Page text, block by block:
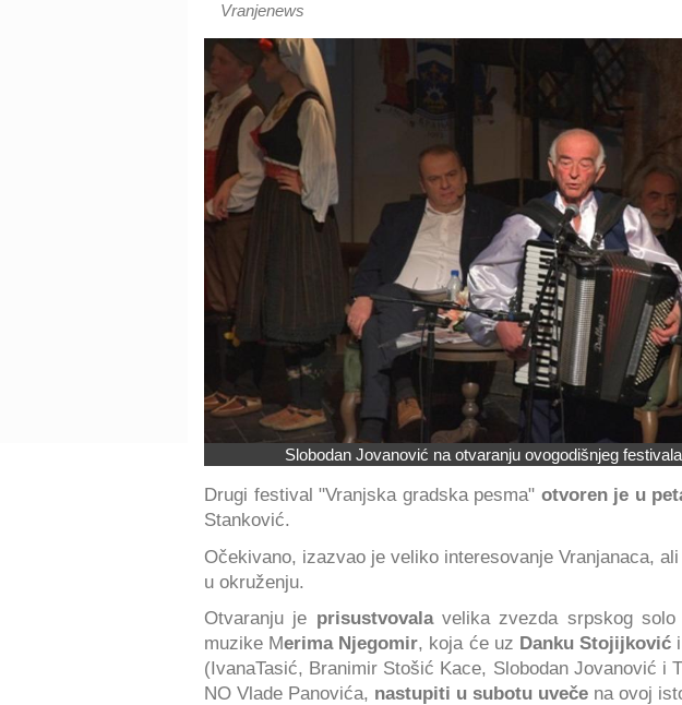
Vranjenews
Slobodan Jovanović na otvaranju ovogodišnjeg
Drugi festival "Vranjska gradska pesma" otvoren je u
Stanković.
Očekivano, izazvao je veliko interesovanje Vranjanaca,
u okruženju.
Otvaranju je prisustvovalavelika zvezda srpskog solo
muzike Merima Njegomir, koja će uz Danku Stojijković
(IvanaTasić, Branimir Stošić Kace, Slobodan Jovanović i
NO Vlade Panovića, nastupiti u subotu uveče na ovoj